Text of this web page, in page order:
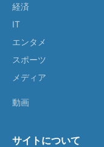
経済
IT
エンタメ
スポーツ
メディア
動画
サイトについて